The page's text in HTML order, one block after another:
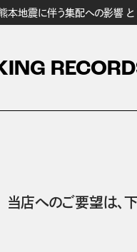
本地震に伴う集配への影響
当店へのご要望は、